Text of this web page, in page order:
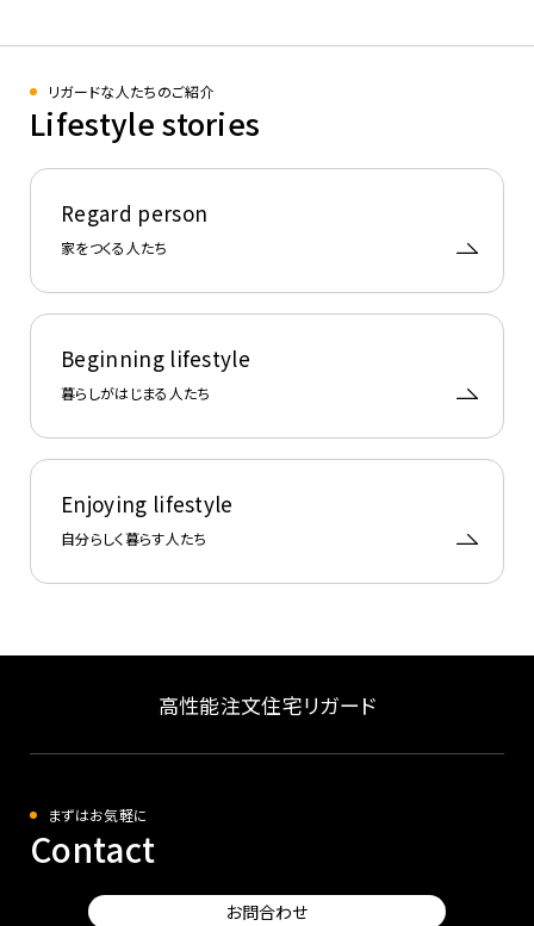
リガードな人たちのご紹介​
Lifestyle stories
Regard person
家をつくる人たち
Beginning lifestyle
暮らしがはじまる人たち
Enjoying​ lifestyle​
自分らしく暮らす人たち
高性能注文住宅リガード
まずはお気軽に
Contact
お問合わせ